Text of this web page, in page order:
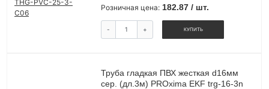
Розничная цена: 182.87 / шт.
- + КУПИТЬ
Труба гладкая ПВХ жесткая d16мм
сер. (дл.3м) PROxima EKF trg-16-3n